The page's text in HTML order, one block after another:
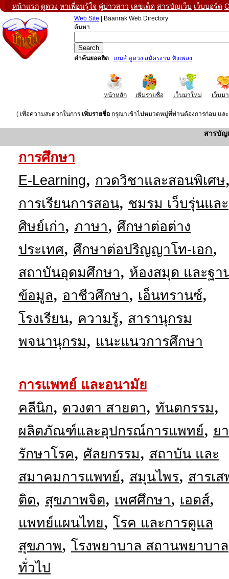
หน้าแรก ดูดวง หาเพื่อนรู้ใจ คู่บ่าวสาว เลขเด็ด สารบัญเว็บ เว็บบอร์ด
Web Site | Baanrak Web Directory
ค้นหา
คำค้นยอดฮิต : เกมส์ ดูดวง สมัครงาน ฟังเพลง
หน้าหลัก เพิ่มรายชื่อ เว็บมาใหม่ เว็บม
( เพื่อความสะดวกในการ เพิ่มรายชื่อ กรุณาเข้าไปหมวดหมู่ที่ท่านต้องการก่อน แล
สารบัญ
การศึกษา
E-Learning, กวดวิชาและสอนพิเศษ
การเรียนการสอน, ชมรม เว็บรุ่นและ
ศิษย์เก่า, ภาษา, ศึกษาต่อต่าง
ประเทศ, ศึกษาต่อปริญญาโท-เอก,
สถาบันอุดมศึกษา, ห้องสมุด และฐา
ข้อมูล, อาชีวศึกษา, เอ็นทรานซ์,
โรงเรียน, ความรู้, สารานุกรม
พจนานุกรม, แนะแนวการศึกษา
การแพทย์ และอนามัย
คลีนิก, ดวงตา สายตา, ทันตกรรม,
ผลิตภัณฑ์และอุปกรณ์การแพทย์, ยา
รักษาโรค, ศัลยกรรม, สถาบัน และ
สมาคมการแพทย์, สมุนไพร, สารเส
ติด, สุขภาพจิต, เพศศึกษา, เอดส์,
แพทย์แผนไทย, โรค และการดูแล
สุขภาพ, โรงพยาบาล สถานพยาบาล
ทั่วไป